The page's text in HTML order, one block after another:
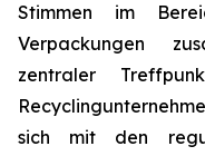
Stimmen im
Verpackungen
zentraler
sich mit den